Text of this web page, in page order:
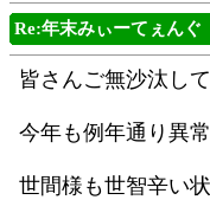
Re:年末みぃーてぇんぐ
皆さんご無沙汰し
今年も例年通り異
世間様も世智辛い